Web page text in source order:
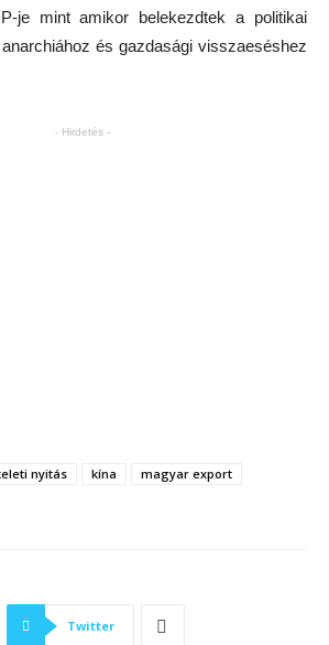
je mint amikor belekezdtek a politikai
és gazdasági visszaeséshez
- Hirdetés -
nyitás kína
magyar export
Twitter